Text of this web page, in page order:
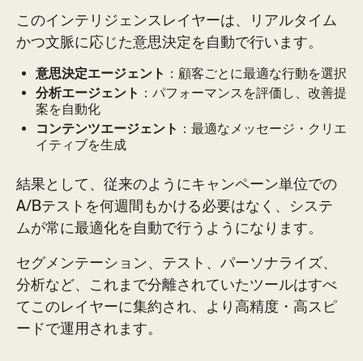
このインテリジェンスレイヤーは、リアルタイム
かつ文脈に応じた意思決定を自動で行います。
意思決定エージェント ：顧客ごとに最適な行動を選択
分析エージェント ：パフォーマンスを評価し、改善提
案を自動化
コンテンツエージェント ：最適なメッセージ・クリエ
イティブを生成
結果として、従来のようにキャンペーン単位での
A/Bテストを何週間もかける必要はなく、システ
ムが常に最適化を自動で行うようになります。
セグメンテーション、テスト、パーソナライズ、
分析など、これまで分離されていたツールはすべ
てこのレイヤーに集約され、より高精度・高スピ
ードで運用されます。